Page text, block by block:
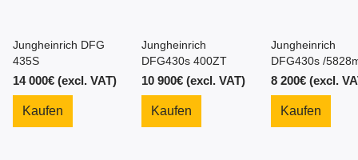
Jungheinrich DFG
435S
14 000€ (excl. VAT)
Kaufen
Jungheinrich
DFG430s 400ZT
10 900€ (excl. VAT)
Kaufen
Jungheinrich
DFG430s /
4.3m/ 2014y
8 200€ (excl.
Kaufen